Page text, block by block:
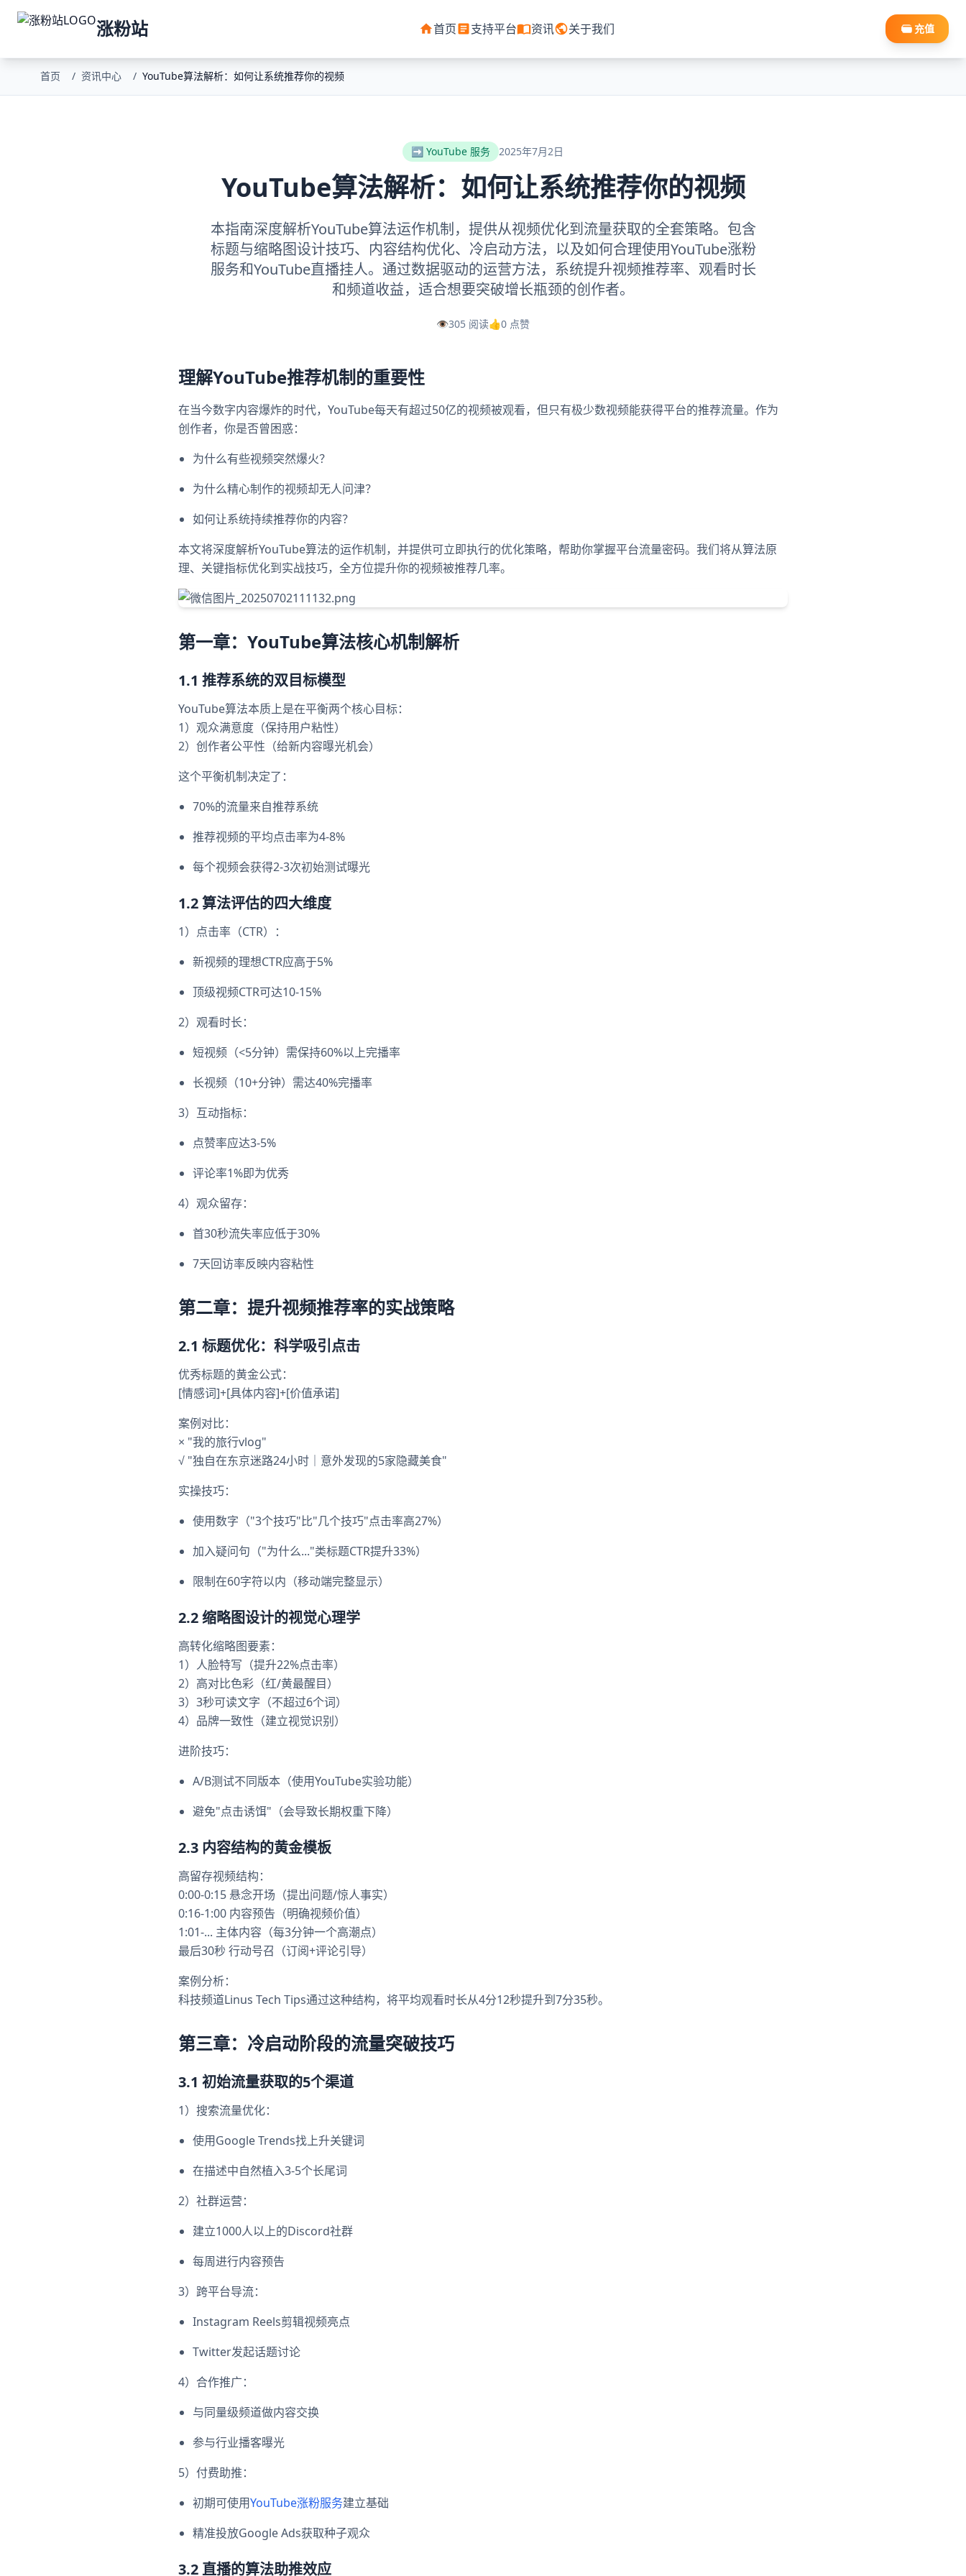
涨粉站 首页 支持平台 资讯 关于我们 充值
首页 / 资讯中心 / YouTube算法解析：如何让系统推荐你的视频
➡️ YouTube 服务 2025年7月2日
YouTube算法解析：如何让系统推荐你的视频
本指南深度解析YouTube算法运作机制，提供从视频优化到流量获取的全套策略。包含
标题与缩略图设计技巧、内容结构优化、冷启动方法，以及如何合理使用YouTube涨粉
服务和YouTube直播挂人。通过数据驱动的运营方法，系统提升视频推荐率、观看时长
和频道收益，适合想要突破增长瓶颈的创作者。
👁️305 阅读👍0 点赞
理解YouTube推荐机制的重要性
在当今数字内容爆炸的时代，YouTube每天有超过50亿的视频被观看，但只有极少数视频能获得平台的推荐流量。作为
创作者，你是否曾困惑：
为什么有些视频突然爆火？
为什么精心制作的视频却无人问津？
如何让系统持续推荐你的内容？
本文将深度解析YouTube算法的运作机制，并提供可立即执行的优化策略，帮助你掌握平台流量密码。我们将从算法原
理、关键指标优化到实战技巧，全方位提升你的视频被推荐几率。
第一章：YouTube算法核心机制解析
1.1 推荐系统的双目标模型
YouTube算法本质上是在平衡两个核心目标：
1）观众满意度（保持用户粘性）
2）创作者公平性（给新内容曝光机会）
这个平衡机制决定了：
70%的流量来自推荐系统
推荐视频的平均点击率为4-8%
每个视频会获得2-3次初始测试曝光
1.2 算法评估的四大维度
1）点击率（CTR）：
新视频的理想CTR应高于5%
顶级视频CTR可达10-15%
2）观看时长：
短视频（<5分钟）需保持60%以上完播率
长视频（10+分钟）需达40%完播率
3）互动指标：
点赞率应达3-5%
评论率1%即为优秀
4）观众留存：
首30秒流失率应低于30%
7天回访率反映内容粘性
第二章：提升视频推荐率的实战策略
2.1 标题优化：科学吸引点击
优秀标题的黄金公式：
[情感词]+[具体内容]+[价值承诺]
案例对比：
× "我的旅行vlog"
√ "独自在东京迷路24小时｜意外发现的5家隐藏美食"
实操技巧：
使用数字（"3个技巧"比"几个技巧"点击率高27%）
加入疑问句（"为什么..."类标题CTR提升33%）
限制在60字符以内（移动端完整显示）
2.2 缩略图设计的视觉心理学
高转化缩略图要素：
1）人脸特写（提升22%点击率）
2）高对比色彩（红/黄最醒目）
3）3秒可读文字（不超过6个词）
4）品牌一致性（建立视觉识别）
进阶技巧：
A/B测试不同版本（使用YouTube实验功能）
避免"点击诱饵"（会导致长期权重下降）
2.3 内容结构的黄金模板
高留存视频结构：
0:00-0:15 悬念开场（提出问题/惊人事实）
0:16-1:00 内容预告（明确视频价值）
1:01-... 主体内容（每3分钟一个高潮点）
最后30秒 行动号召（订阅+评论引导）
案例分析：
科技频道Linus Tech Tips通过这种结构，将平均观看时长从4分12秒提升到7分35秒。
第三章：冷启动阶段的流量突破技巧
3.1 初始流量获取的5个渠道
1）搜索流量优化：
使用Google Trends找上升关键词
在描述中自然植入3-5个长尾词
2）社群运营：
建立1000人以上的Discord社群
每周进行内容预告
3）跨平台导流：
Instagram Reels剪辑视频亮点
Twitter发起话题讨论
4）合作推广：
与同量级频道做内容交换
参与行业播客曝光
5）付费助推：
初期可使用YouTube涨粉服务建立基础
精准投放Google Ads获取种子观众
3.2 直播的算法助推效应